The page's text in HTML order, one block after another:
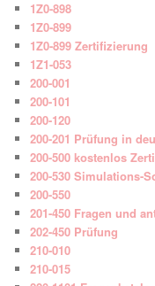
1Z0-898
1Z0-899
1Z0-899 Zertifizierung
1Z1-053
200-001
200-101
200-120
200-201 Prüfung in
200-500 kostenlos
200-530 Simulations-
200-550
201-450 Fragen und
202-450 Prüfung
210-010
210-015